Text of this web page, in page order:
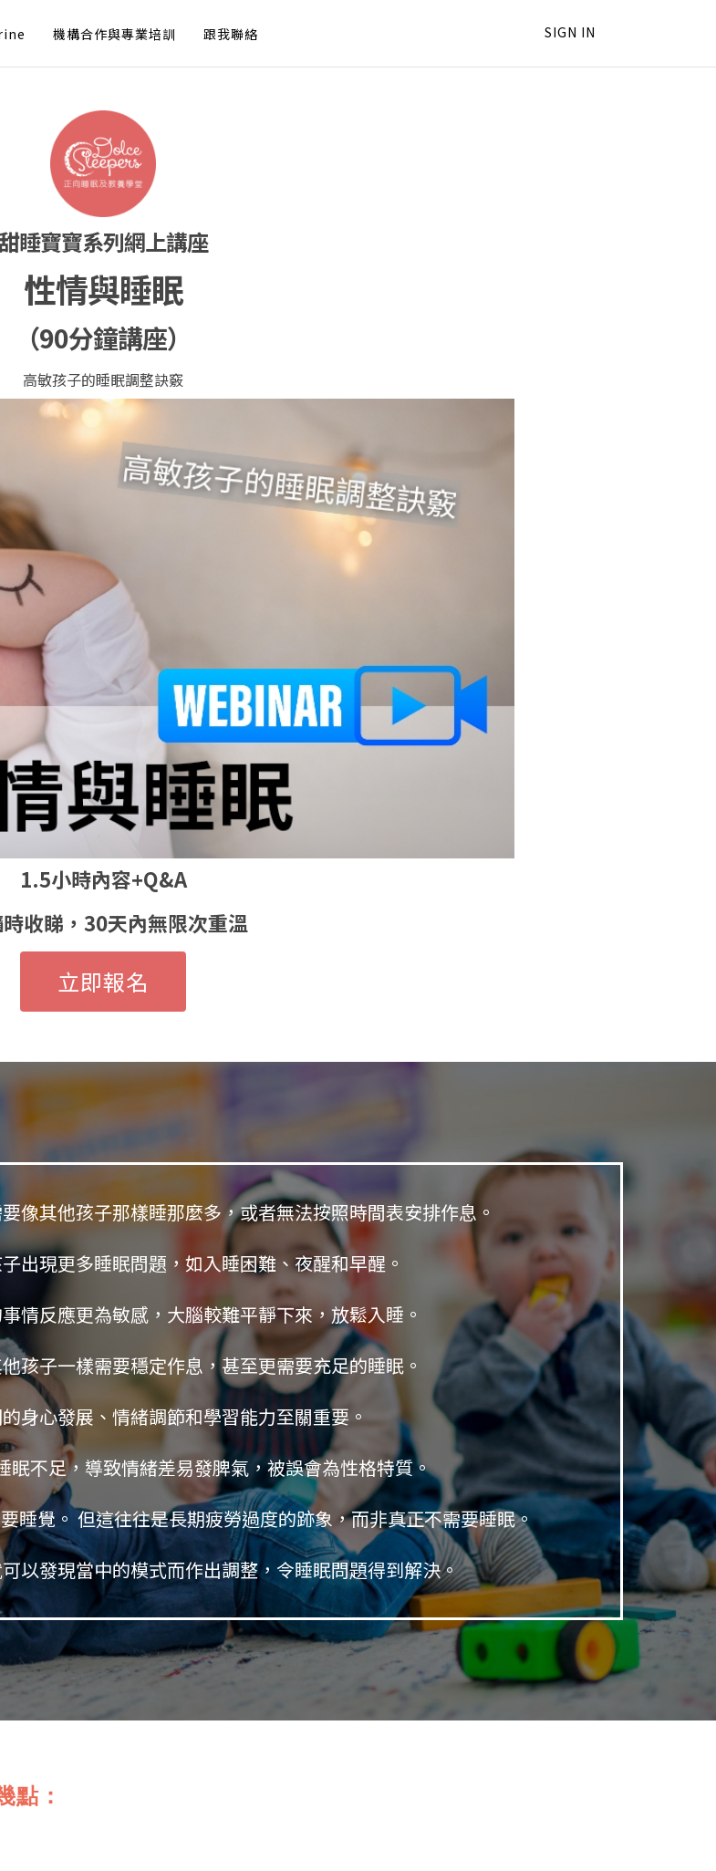
機構合作與專業培訓 跟我聯絡 SIGN IN
睡寶寶系列網上講座
性情與睡眠
（90分鐘講座）
高敏孩子的睡眠調整訣竅
1.5小時內容+Q&A
收睇，30天內無限次重溫
立即報名
像其他孩子那樣睡那麼多，或者無法按照時間表安排作息。
出現更多睡眠問題，如入睡困難、夜醒和早醒。
情反應更為敏感，大腦較難平靜下來，放鬆入睡。
孩子一樣需要穩定作息，甚至更需要充足的睡眠。
身心發展、情緒調節和學習能力至關重要。
眠不足，導致情緒差易發脾氣，被誤會為性格特質。
睡覺。 但這往往是長期疲勞過度的跡象，而非真正不需要睡眠。
以發現當中的模式而作出調整，令睡眠問題得到解決。
點：